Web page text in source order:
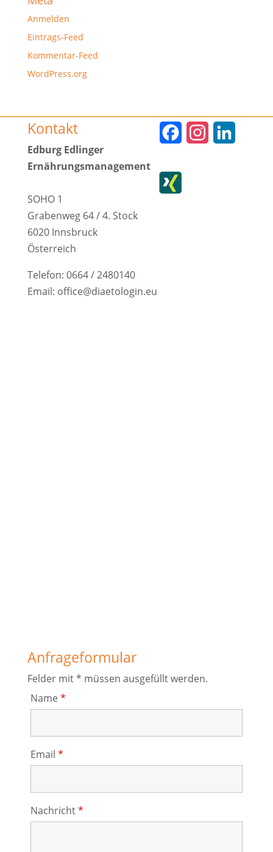
Anmelden
Eintrags-Feed
Kommentar-Feed
WordPress.org
Kontakt
Edburg Edlinger
Ernährungsmanagement
SOHO 1
Grabenweg 64 / 4. Stock
6020 Innsbruck
Österreich
Telefon: 0664 / 2480140
Email: office@diaetologin.eu
c
Anfrageformular
Felder mit * müssen ausgefüllt werden.
Name *
Email *
Nachricht*